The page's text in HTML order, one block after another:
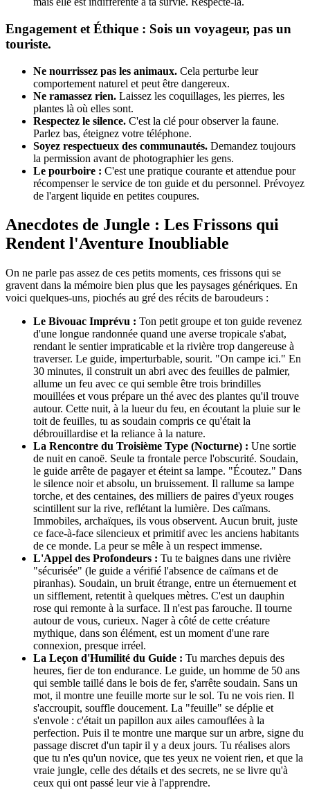
Engagement et Éthique : Sois un voyageur, pas un
touriste.
Ne nourrissez pas les animaux. Cela perturbe leur
comportement naturel et peut être dangereux.
Ne ramassez rien. Laissez les coquillages, les pierres, les
plantes là où elles sont.
Respectez le silence. C'est la clé pour observer la faune.
Parlez bas, éteignez votre téléphone.
Soyez respectueux des communautés. Demandez toujours
la permission avant de photographier les gens.
Le pourboire : C'est une pratique courante et attendue pour
récompenser le service de ton guide et du personnel. Prévoyez
de l'argent liquide en petites coupures.
Anecdotes de Jungle : Les Frissons qui
Rendent l'Aventure Inoubliable
On ne parle pas assez de ces petits moments, ces frissons qui se
gravent dans la mémoire bien plus que les paysages génériques. En
voici quelques-uns, piochés au gré des récits de baroudeurs :
Le Bivouac Imprévu : Ton petit groupe et ton guide revenez
d'une longue randonnée quand une averse tropicale s'abat,
rendant le sentier impraticable et la rivière trop dangereuse à
traverser. Le guide, imperturbable, sourit. "On campe ici." En
30 minutes, il construit un abri avec des feuilles de palmier,
allume un feu avec ce qui semble être trois brindilles
mouillées et vous prépare un thé avec des plantes qu'il trouve
autour. Cette nuit, à la lueur du feu, en écoutant la pluie sur le
toit de feuilles, tu as soudain compris ce qu'était la
débrouillardise et la reliance à la nature.
La Rencontre du Troisième Type (Nocturne) : Une sortie
de nuit en canoë. Seule ta frontale perce l'obscurité. Soudain,
le guide arrête de pagayer et éteint sa lampe. "Écoutez." Dans
le silence noir et absolu, un bruissement. Il rallume sa lampe
torche, et des centaines, des milliers de paires d'yeux rouges
scintillent sur la rive, reflétant la lumière. Des caïmans.
Immobiles, archaïques, ils vous observent. Aucun bruit, juste
ce face-à-face silencieux et primitif avec les anciens habitants
de ce monde. La peur se mêle à un respect immense.
L'Appel des Profondeurs : Tu te baignes dans une rivière
"sécurisée" (le guide a vérifié l'absence de caïmans et de
piranhas). Soudain, un bruit étrange, entre un éternuement et
un sifflement, retentit à quelques mètres. C'est un dauphin
rose qui remonte à la surface. Il n'est pas farouche. Il tourne
autour de vous, curieux. Nager à côté de cette créature
mythique, dans son élément, est un moment d'une rare
connexion, presque irréel.
La Leçon d'Humilité du Guide : Tu marches depuis des
heures, fier de ton endurance. Le guide, un homme de 50 ans
qui semble taillé dans le bois de fer, s'arrête soudain. Sans un
mot, il montre une feuille morte sur le sol. Tu ne vois rien. Il
s'accroupit, souffle doucement. La "feuille" se déplie et
s'envole : c'était un papillon aux ailes camouflées à la
perfection. Puis il te montre une marque sur un arbre, signe du
passage discret d'un tapir il y a deux jours. Tu réalises alors
que tu n'es qu'un novice, que tes yeux ne voient rien, et que la
vraie jungle, celle des détails et des secrets, ne se livre qu'à
ceux qui ont passé leur vie à l'apprendre.